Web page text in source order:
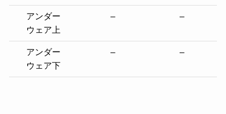
アンダー
ウェア上
– –
アンダー
ウェア下
– –